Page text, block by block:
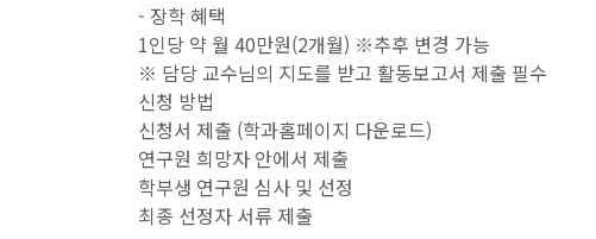
- 장학 혜택
1인당 약 월 40만원(2개월) ※추후 변경 가능
※ 담당 교수님의 지도를 받고 활동보고서 제출 필수
신청 방법
신청서 제출 (학과홈페이지 다운로드)
연구원 희망자 안에서 제출
학부생 연구원 심사 및 선정
최종 선정자 서류 제출